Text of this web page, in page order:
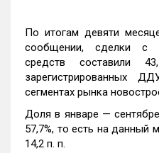
По итогам девяти
сообщении, сделки с
средств составили
зарегистрированных
сегментах рынка
Доля в январе —
57,7%, то есть на данный
14,2 п. п.